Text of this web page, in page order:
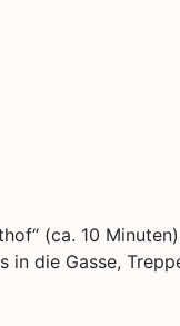
(ca. 10
in die Gasse,